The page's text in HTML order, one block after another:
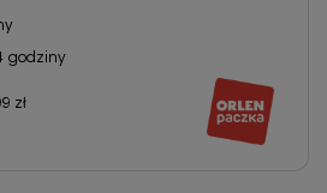
godziny
zł